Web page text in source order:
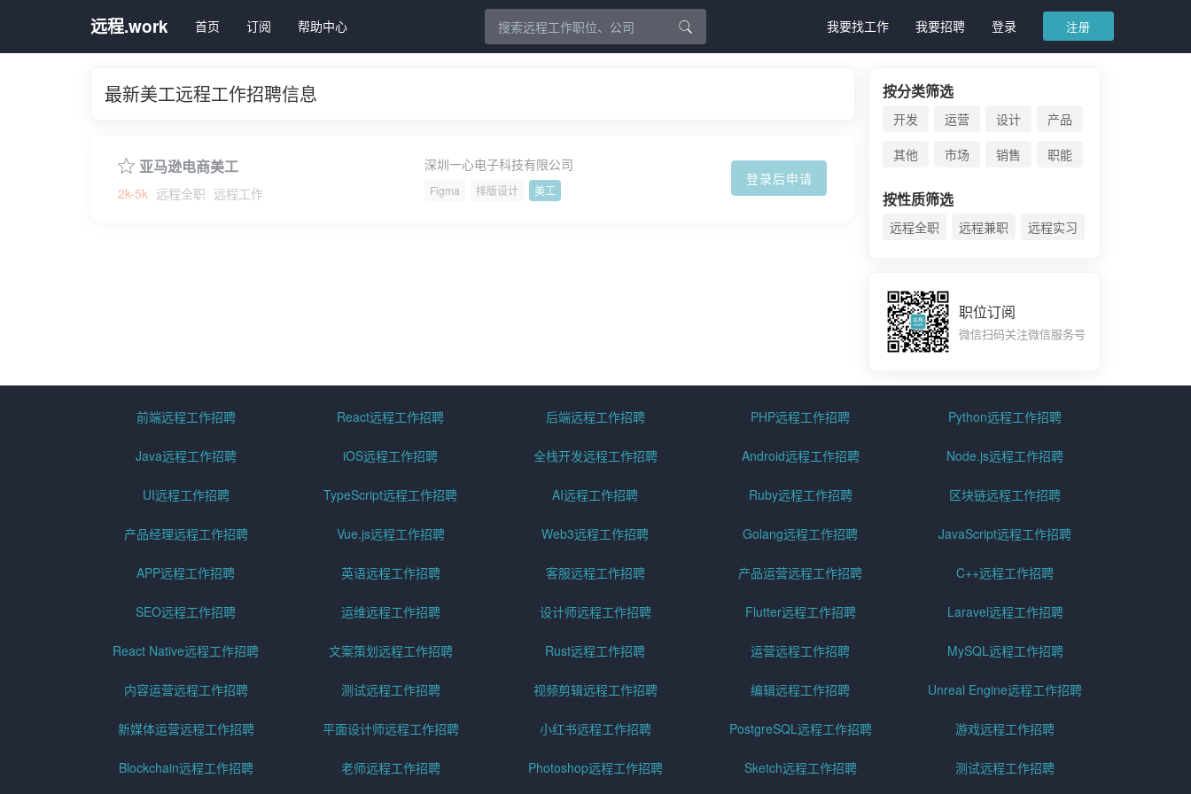
远程.work 首页 订阅 帮助中心 我要找工作 我要招聘 登录 注册
最新美工远程工作招聘信息
亚马逊电商美工
2k-5k 远程全职 远程工作
深圳一心电子科技有限公司
Figma 排版设计 美工
登录后申请
按分类筛选
开发 运营 设计
产品
其他
市场 销售 职能
按性质筛选
远程全职 远程兼职 远程实习
职位订阅
微信扫码关注微信服务号
前端远程工作招聘 React远程工作招聘 后端远程工作招聘 PHP远程工作招聘 Python远程工作招聘
Java远程工作招聘 iOS远程工作招聘 全栈开发远程工作招聘 Android远程工作招聘 Node.js远程工作招聘
UI远程工作招聘 TypeScript远程工作招聘 AI远程工作招聘 Ruby远程工作招聘 区块链远程工作招聘
产品经理远程工作招聘 Vue.js远程工作招聘 Web3远程工作招聘 Golang远程工作招聘 JavaScript远程工作招聘
APP远程工作招聘 英语远程工作招聘 客服远程工作招聘 产品运营远程工作招聘 C++远程工作招聘
SEO远程工作招聘 运维远程工作招聘 设计师远程工作招聘 Flutter远程工作招聘 Laravel远程工作招聘
React Native远程工作招聘 文案策划远程工作招聘 Rust远程工作招聘 运营远程工作招聘 MySQL远程工作招聘
内容运营远程工作招聘 测试远程工作招聘 视频剪辑远程工作招聘 编辑远程工作招聘 Unreal Engine远程工作招聘
新媒体运营远程工作招聘 平面设计师远程工作招聘 小红书远程工作招聘 PostgreSQL远程工作招聘 游戏远程工作招聘
Blockchain远程工作招聘 老师远程工作招聘 Photoshop远程工作招聘 Sketch远程工作招聘 测试远程工作招聘